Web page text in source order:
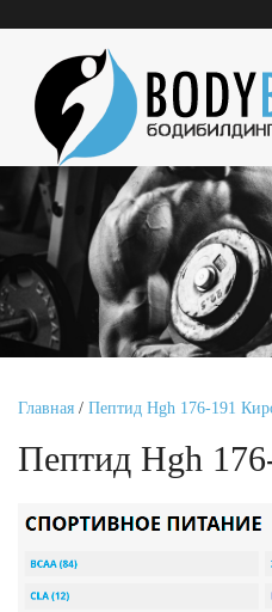
Главная / Пептид Hgh 176-191
Пептид Hgh